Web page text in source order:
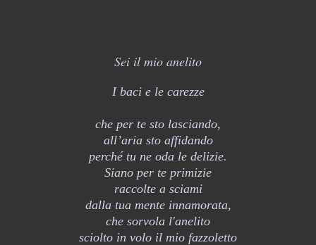
Sei il mio anelito
I baci e le carezze
che per te sto lasciando,
all’aria sto affidando
perché tu ne oda le delizie.
Siano per te primizie
raccolte a sciami
dalla tua mente innamorata,
che sorvola l'anelito
sciolto in volo il mio fazzoletto